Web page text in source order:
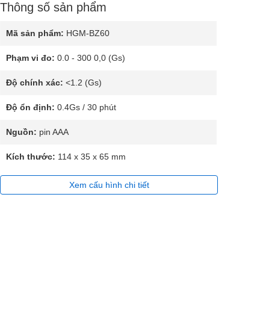
Thông số sản phẩm
Mã sản phẩm: HGM-BZ60
Phạm vi đo: 0.0 - 300 0,0 (Gs)
Độ chính xác: <1.2 (Gs)
Độ ổn định: 0.4Gs / 30 phút
Nguồn: pin AAA
Kích thước: 114 x 35 x 65 mm
Xem cấu hình chi tiết